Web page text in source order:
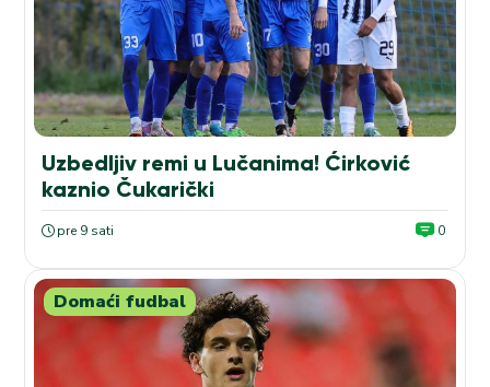
Uzbedljiv remi u Lučanima! Ćirković
kaznio Čukarički
pre 9 sati 0
Domaći fudbal